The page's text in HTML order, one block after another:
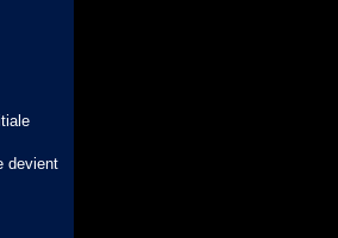
devient